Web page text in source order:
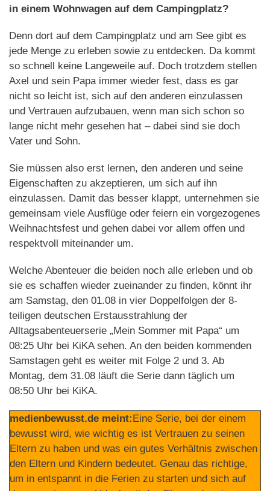
in einem Wohnwagen auf dem Campingplatz?
Denn dort auf dem Campingplatz und am See gibt es
jede Menge zu erleben sowie zu entdecken. Da kommt
so schnell keine Langeweile auf. Doch trotzdem stellen
Axel und sein Papa immer wieder fest, dass es gar
nicht so leicht ist, sich auf den anderen einzulassen
und Vertrauen aufzubauen, wenn man sich schon so
lange nicht mehr gesehen hat – dabei sind sie doch
Vater und Sohn.
Sie müssen also erst lernen, den anderen und seine
Eigenschaften zu akzeptieren, um sich auf ihn
einzulassen. Damit das besser klappt, unternehmen sie
gemeinsam viele Ausflüge oder feiern ein vorgezogenes
Weihnachtsfest und gehen dabei vor allem offen und
respektvoll miteinander um.
Welche Abenteuer die beiden noch alle erleben und ob
sie es schaffen wieder zueinander zu finden, könnt ihr
am Samstag, den 01.08 in vier Doppelfolgen der 8-
teiligen deutschen Erstausstrahlung der
Alltagsabenteuerserie „Mein Sommer mit Papa“ um
08:25 Uhr bei KiKA sehen. An den beiden kommenden
Samstagen geht es weiter mit Folge 2 und 3. Ab
Montag, dem 31.08 läuft die Serie dann täglich um
08:50 Uhr bei KiKA.
medienbewusst.de meint:Eine Serie, bei der einem
bewusst wird, wie wichtig es ist Vertrauen zu seinen
Eltern zu haben und was ein gutes Verhältnis zwischen
den Eltern und Kindern bedeutet. Genau das richtige,
um in entspannt in die Ferien zu starten und sich auf